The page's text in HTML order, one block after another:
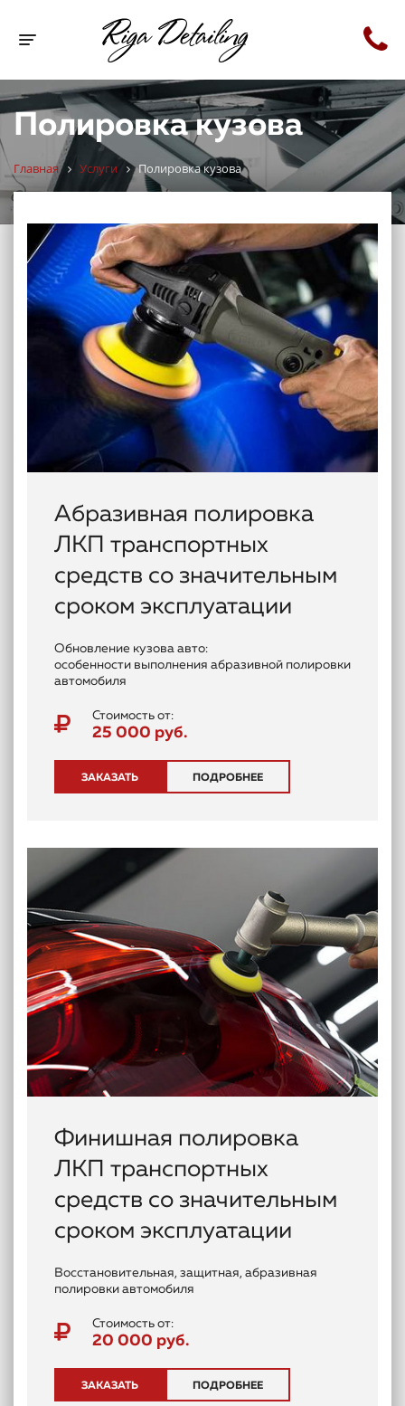
Toggle navigation
Полировка кузова
Главная Услуги Полировка кузова
Абразивная полировка
ЛКП транспортных
средств со значительным
сроком эксплуатации
Обновление кузова авто:
особенности выполнения абразивной полировки
автомобиля
Стоимость от:
25 000 руб.
ЗАКАЗАТЬ ПОДРОБНЕЕ
Финишная полировка
ЛКП транспортных
средств со значительным
сроком эксплуатации
Восстановительная, защитная, абразивная
полировки автомобиля
Стоимость от:
20 000 руб.
ЗАКАЗАТЬ ПОДРОБНЕЕ